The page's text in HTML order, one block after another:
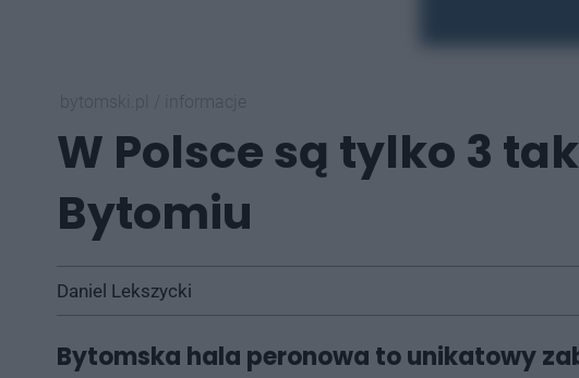
W Polsce są tylko 3
Bytomiu
Daniel Lekszycki
Bytomska hala peronowa to unikatowy